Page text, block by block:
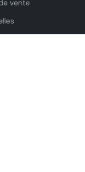
vente